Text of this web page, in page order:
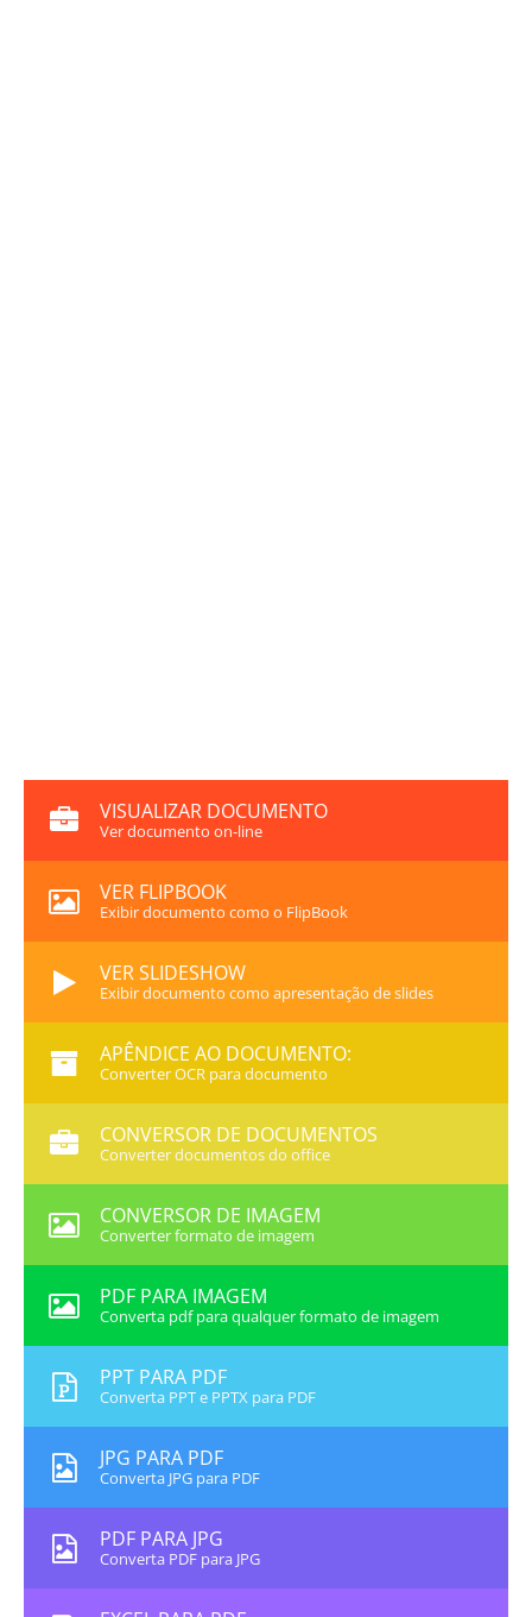
VISUALIZAR DOCUMENTO
Ver documento on-line
VER FLIPBOOK
Exibir documento como o FlipBook
VER SLIDESHOW
Exibir documento como apresentação de slides
APÊNDICE AO DOCUMENTO:
Converter OCR para documento
CONVERSOR DE DOCUMENTOS
Converter documentos do office
CONVERSOR DE IMAGEM
Converter formato de imagem
PDF PARA IMAGEM
Converta pdf para qualquer formato de imagem
PPT PARA PDF
Converta PPT e PPTX para PDF
JPG PARA PDF
Converta JPG para PDF
PDF PARA JPG
Converta PDF para JPG